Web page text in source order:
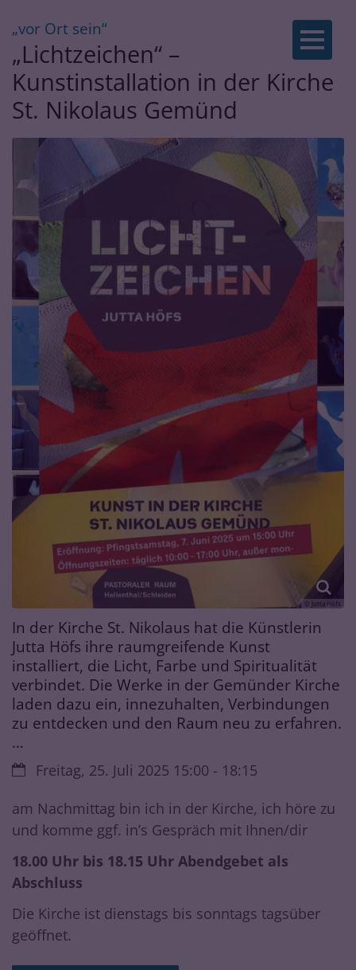
Zum Inhalt springen
„vor Ort sein“
„Lichtzeichen“ –
Kunstinstallation in der Kirche
St. Nikolaus Gemünd
© Jutta Höfs
In der Kirche St. Nikolaus hat die Künstlerin
Jutta Höfs ihre raumgreifende Kunst
installiert, die Licht, Farbe und Spiritualität
verbindet. Die Werke in der Gemünder Kirche
laden dazu ein, innezuhalten, Verbindungen
zu entdecken und den Raum neu zu erfahren.
…
Datum:Freitag, 25. Juli 2025 15:00 - 18:15
am Nachmittag bin ich in der Kirche, ich höre zu
und komme ggf. in’s Gespräch mit Ihnen/dir
18.00 Uhr bis 18.15 Uhr Abendgebet als
Abschluss
Die Kirche ist dienstags bis sonntags tagsüber
geöffnet.